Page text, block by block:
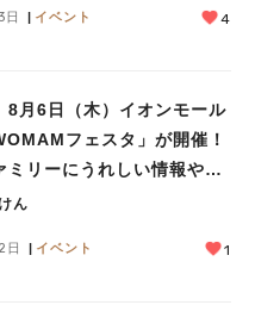
イベント 4
8月6日（木）イオンモール
フェスタ」が開催！
ミリーにうれしい情報やプ
っぱい♪
ん
日 イベント 1